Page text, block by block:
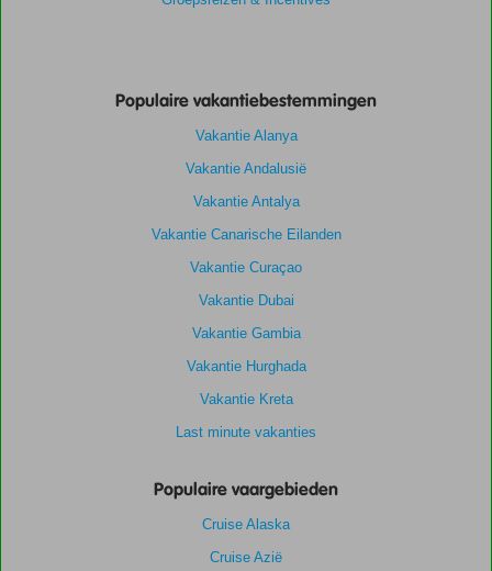
Populaire vakantiebestemmingen
Vakantie Alanya
Vakantie Andalusië
Vakantie Antalya
Vakantie Canarische Eilanden
Vakantie Curaçao
Vakantie Dubai
Vakantie Gambia
Vakantie Hurghada
Vakantie Kreta
Last minute vakanties
Populaire vaargebieden
Cruise Alaska
Cruise Azië